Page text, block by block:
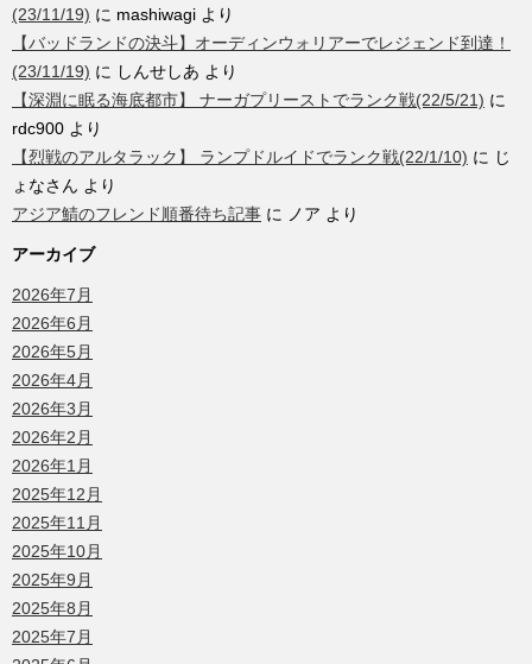
(23/11/19) に mashiwagi より
【バッドランドの決斗】オーディンウォリアーでレジェンド到達！
(23/11/19) に しんせしあ より
【深淵に眠る海底都市】 ナーガプリーストでランク戦(22/5/21) に
rdc900 より
【烈戦のアルタラック】 ランプドルイドでランク戦(22/1/10) に じ
ょなさん より
アジア鯖のフレンド順番待ち記事 に ノア より
アーカイブ
2026年7月
2026年6月
2026年5月
2026年4月
2026年3月
2026年2月
2026年1月
2025年12月
2025年11月
2025年10月
2025年9月
2025年8月
2025年7月